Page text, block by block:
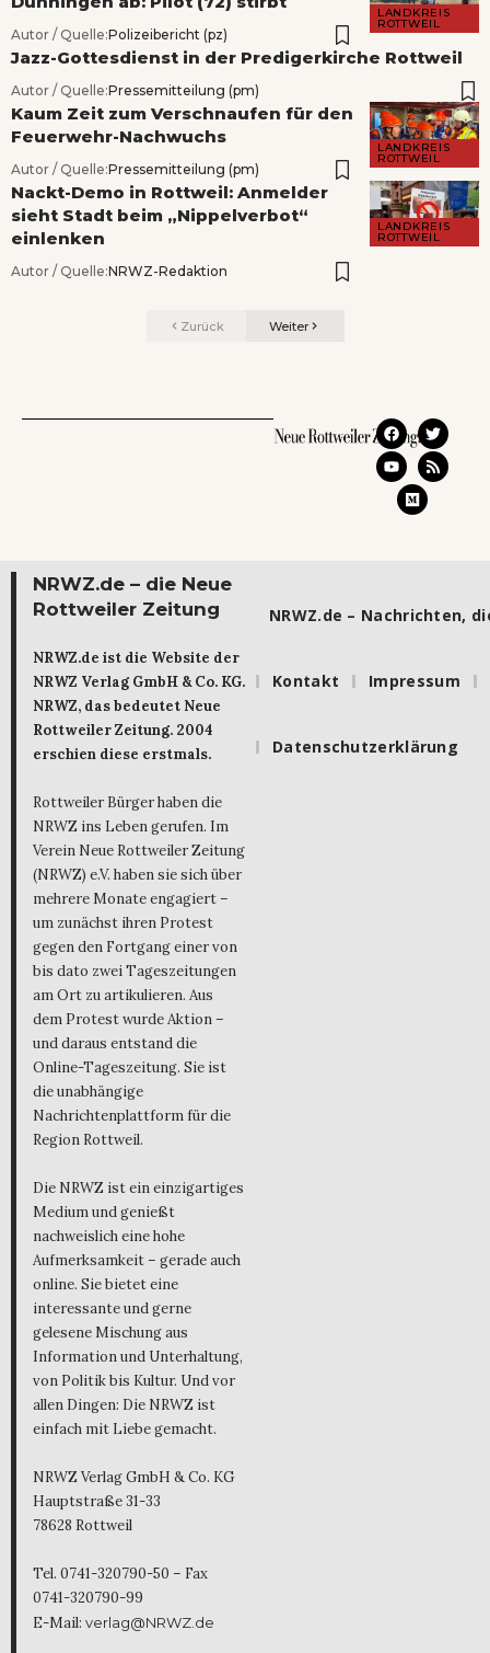
LANDKREIS
ROTTWEIL
Autor / Quelle:Polizeibericht (pz)
Jazz-Gottesdienst in der Predigerkirche Rottweil
Autor / Quelle:Pressemitteilung (pm)
LANDKREIS
ROTTWEIL
Kaum Zeit zum Verschnaufen für den
Feuerwehr-Nachwuchs
Autor / Quelle:Pressemitteilung (pm)
LANDKREIS
ROTTWEIL
Nackt-Demo in Rottweil: Anmelder
sieht Stadt beim „Nippelverbot“
einlenken
Autor / Quelle:NRWZ-Redaktion
Zurück Weiter
NRWZ.de – die Neue
Rottweiler Zeitung
NRWZ.de ist die Website der
NRWZ Verlag GmbH & Co. KG.
NRWZ, das bedeutet Neue
Rottweiler Zeitung. 2004
erschien diese erstmals.
Rottweiler Bürger haben die
NRWZ ins Leben gerufen. Im
Verein Neue Rottweiler Zeitung
(NRWZ) e.V. haben sie sich über
mehrere Monate engagiert –
um zunächst ihren Protest
gegen den Fortgang einer von
bis dato zwei Tageszeitungen
am Ort zu artikulieren. Aus
dem Protest wurde Aktion –
und daraus entstand die
Online-Tageszeitung. Sie ist
die unabhängige
Nachrichtenplattform für die
Region Rottweil.
Die NRWZ ist ein einzigartiges
Medium und genießt
nachweislich eine hohe
Aufmerksamkeit – gerade auch
online. Sie bietet eine
interessante und gerne
gelesene Mischung aus
Information und Unterhaltung,
von Politik bis Kultur. Und vor
allen Dingen: Die NRWZ ist
einfach mit Liebe gemacht.
NRWZ Verlag GmbH & Co. KG
Hauptstraße 31-33
78628 Rottweil
Tel. 0741-320790-50 – Fax
0741-320790-99
E-Mail: verlag@NRWZ.de
NRWZ.de – Nachrichten,
Kontakt Impressum
Datenschutzerklärung